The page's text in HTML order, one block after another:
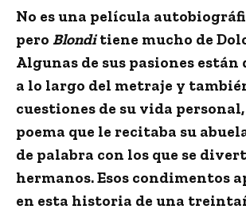
No es una película
pero Blonditiene mucho de
Algunas de sus pasiones están
a lo largo del metraje y
cuestiones de su vida
poema que le recitaba su
de palabra con los que se
hermanos. Esos condimentos
en esta historia de una